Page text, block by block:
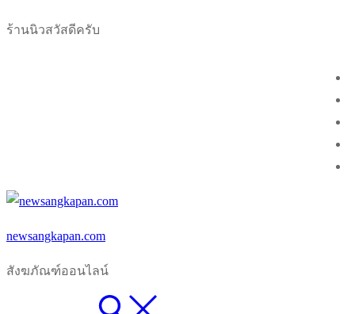
to
ร้านนิวสวัสดีครับ
newsangkapan.com
สังฆภัณฑ์ออนไลน์